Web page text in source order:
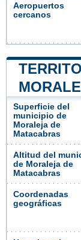
Aeropuertos
cercanos
Superficie del
municipio de
Moraleja de
Matacabras
Altitud del
de Moraleja de
Matacabras
Coordenadas
geográficas